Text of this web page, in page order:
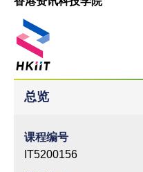
总览
课程编号
IT5200156